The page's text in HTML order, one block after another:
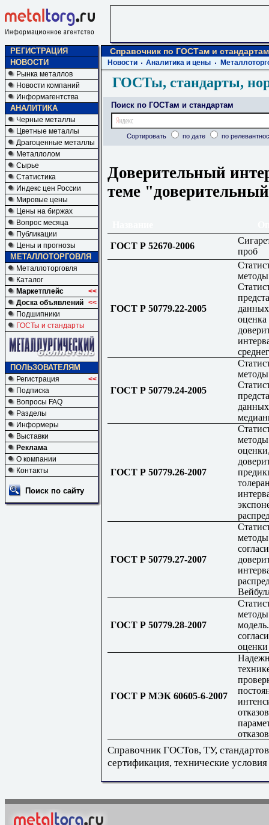
РЕГИСТРАЦИЯ
НОВОСТИ
Рынка металлов
Новости компаний
Информагентства
АНАЛИТИКА
Черные металлы
Цветные металлы
Драгоценные металлы
Металлолом
Сырье
Статистика
Индекс цен России
Мировые цены
Цены на биржах
Вопрос месяца
Публикации
Цены и прогнозы
МЕТАЛЛОТОРГОВЛЯ
Металлоторговля
Каталог
Маркетплейс
<<
Доска объявлений <<
Подшипники
ГОСТы и стандарты
ПОЛЬЗОВАТЕЛЯМ
Регистрация
<<
Подписка
Вопросы FAQ
Разделы
Информеры
Выставки
Реклама
О компании
Контакты
Поиск по сайту
Справочник по ГОСТам и стандартам
Новости Аналитика и цены
ГОСТы, стандарты,
Поиск по ГОСТам и стандартам
Сортировать по дате по
Доверительный
теме
ГОСТ Р 52670-2006
проб
ГОСТ Р 50779.22-2005
оценка
ГОСТ Р 50779.24-2005
ГОСТ Р 50779.26-2007
ГОСТ Р 50779.27-2007
ГОСТ Р 50779.28-2007
оценки
ГОСТ Р МЭК 60605-6-2007
отказов
Справочник ГОСТов, ТУ,
сертификация, технические условия